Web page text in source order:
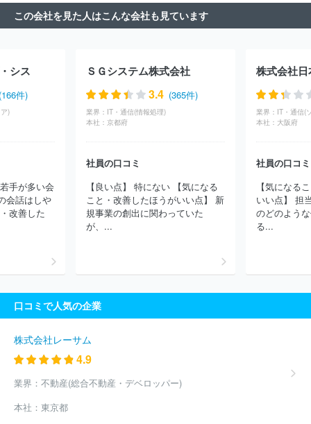
式会社あとらす二十一
株式会社インテック 株式会社ＤＴＳ
サ
イボウズ株式会社
日本ビジネスシステムズ株式会社
ーエーテクモゲームス
シンプレクス株式会社
ＮＴＴデータルウ
この会社を見た人はこんな会社も見ています
シス
件)
)
手が多い会
会話はしや
改善した
ＳＧシステム株式会社
3.4 (365件)
業界： IT・通信(情報処理)
本社： 京都府
社員の口コミ
【良い点】 特にない 【気になる
こと・改善したほうがいい点】 新
規事業の創出に関わっていた
が、...
株式会社
業界： IT・通信(
本社： 大阪府
社員の口コミ
【気になる
いい点】 担
のどのよう
る...
口コミで人気の企業
株式会社レーサム
4.9
業界： 不動産(総合不動産・デベロッパー)
本社： 東京都